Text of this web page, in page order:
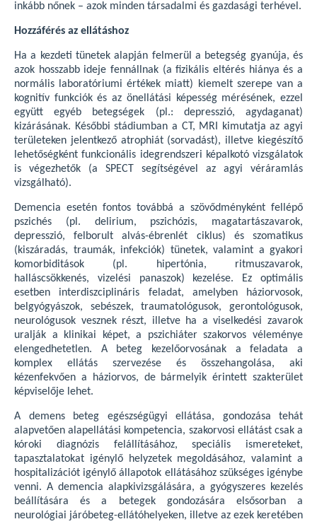
inkább nőnek – azok minden társadalmi és gazdasági terhével.
Hozzáférés az ellátáshoz
Ha a kezdeti tünetek alapján felmerül a betegség gyanúja, és
azok hosszabb ideje fennállnak (a fizikális eltérés hiánya és a
normális laboratóriumi értékek miatt) kiemelt szerepe van a
kognitív funkciók és az önellátási képesség mérésének, ezzel
együtt egyéb betegségek (pl.: depresszió, agydaganat)
kizárásának. Későbbi stádiumban a CT, MRI kimutatja az agyi
területeken jelentkező atrophiát (sorvadást), illetve kiegészítő
lehetőségként funkcionális idegrendszeri képalkotó vizsgálatok
is végezhetők (a SPECT segítségével az agyi véráramlás
vizsgálható).
Demencia esetén fontos továbbá a szövődményként fellépő
pszichés (pl. delirium, pszichózis, magatartászavarok,
depresszió, felborult alvás-ébrenlét ciklus) és szomatikus
(kiszáradás, traumák, infekciók) tünetek, valamint a gyakori
komorbiditások (pl. hipertónia, ritmuszavarok,
halláscsökkenés, vizelési panaszok) kezelése. Ez optimális
esetben interdiszciplináris feladat, amelyben háziorvosok,
belgyógyászok, sebészek, traumatológusok, gerontológusok,
neurológusok vesznek részt, illetve ha a viselkedési zavarok
uralják a klinikai képet, a pszichiáter szakorvos véleménye
elengedhetetlen. A beteg kezelőorvosának a feladata a
komplex ellátás szervezése és összehangolása, aki
kézenfekvően a háziorvos, de bármelyik érintett szakterület
képviselője lehet.
A demens beteg egészségügyi ellátása, gondozása tehát
alapvetően alapellátási kompetencia, szakorvosi ellátást csak a
kóroki diagnózis felállításához, speciális ismereteket,
tapasztalatokat igénylő helyzetek megoldásához, valamint a
hospitalizációt igénylő állapotok ellátásához szükséges igénybe
venni. A demencia alapkivizsgálására, a gyógyszeres kezelés
beállítására és a betegek gondozására elsősorban a
neurológiai járóbeteg-ellátóhelyeken, illetve az ezek keretében